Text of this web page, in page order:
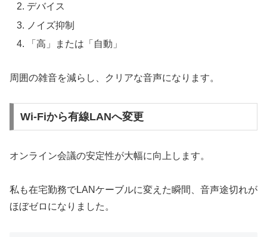
デバイス
ノイズ抑制
「高」または「自動」
周囲の雑音を減らし、クリアな音声になります。
Wi-Fiから有線LANへ変更
オンライン会議の安定性が大幅に向上します。
私も在宅勤務でLANケーブルに変えた瞬間、音声途切れが
ほぼゼロになりました。